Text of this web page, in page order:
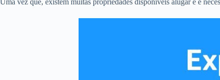
Uma vez que, existem muitas propriedades disponíveis alugar e é